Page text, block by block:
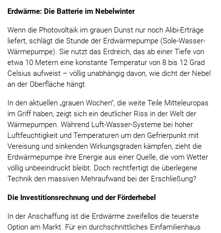
Erdwärme: Die Batterie im Nebelwinter
Wenn die Photovoltaik im grauen Dunst nur noch Alibi-Erträge
liefert, schlägt die Stunde der Erdwärmepumpe (Sole-Wasser-
Wärmepumpe). Sie nutzt das Erdreich, das ab einer Tiefe von
etwa 10 Metern eine konstante Temperatur von 8 bis 12 Grad
Celsius aufweist – völlig unabhängig davon, wie dicht der Nebel
an der Oberfläche hängt.
In den aktuellen „grauen Wochen“, die weite Teile Mitteleuropas
im Griff haben, zeigt sich ein deutlicher Riss in der Welt der
Wärmepumpen. Während Luft-Wasser-Systeme bei hoher
Luftfeuchtigkeit und Temperaturen um den Gefrierpunkt mit
Vereisung und sinkenden Wirkungsgraden kämpfen, zieht die
Erdwärmepumpe ihre Energie aus einer Quelle, die vom Wetter
völlig unbeeindruckt bleibt. Doch rechtfertigt die überlegene
Technik den massiven Mehraufwand bei der Erschließung?
Die Investitionsrechnung und der Förderhebel
In der Anschaffung ist die Erdwärme zweifellos die teuerste
Option am Markt. Für ein durchschnittliches Einfamilienhaus